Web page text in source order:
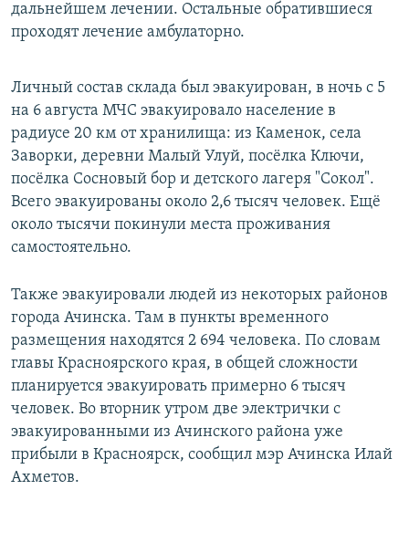
дальнейшем лечении. Остальные обратившиеся
проходят лечение амбулаторно.
Личный состав склада был эвакуирован, в ночь с 5
на 6 августа МЧС эвакуировало население в
радиусе 20 км от хранилища: из Каменок, села
Заворки, деревни Малый Улуй, посёлка Ключи,
посёлка Сосновый бор и детского лагеря "Сокол".
Всего эвакуированы около 2,6 тысяч человек. Ещё
около тысячи покинули места проживания
самостоятельно.
Также эвакуировали людей из некоторых районов
города Ачинска. Там в пункты временного
размещения находятся 2 694 человека. По словам
главы Красноярского края, в общей сложности
планируется эвакуировать примерно 6 тысяч
человек. Во вторник утром две электрички с
эвакуированными из Ачинского района уже
прибыли в Красноярск, сообщил мэр Ачинска Илай
Ахметов.